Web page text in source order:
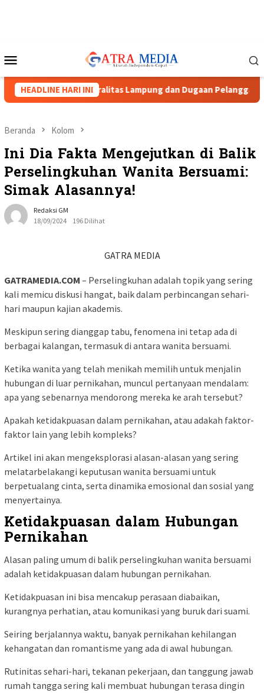
Mobile
HEADLINE HARI INI
Soroti Netralitas Lampung dan Dugaan Pelanggaran AD/ART
Beranda Kolom
Ini Dia Fakta Mengejutkan di Balik
Perselingkuhan Wanita Bersuami:
Simak Alasannya!
Redaksi GM
18/09/2024
196 Dilihat
GATRA MEDIA
GATRAMEDIA.COM – Perselingkuhan adalah topik yang sering
kali memicu diskusi hangat, baik dalam perbincangan sehari-
hari maupun kajian akademis.
Meskipun sering dianggap tabu, fenomena ini tetap ada di
berbagai kalangan, termasuk di antara wanita bersuami.
Ketika wanita yang telah menikah memilih untuk menjalin
hubungan di luar pernikahan, muncul pertanyaan mendalam:
apa yang sebenarnya mendorong mereka ke arah tersebut?
Apakah ketidakpuasan dalam pernikahan, atau adakah faktor-
faktor lain yang lebih kompleks?
Artikel ini akan mengeksplorasi alasan-alasan yang sering
melatarbelakangi keputusan wanita bersuami untuk
berpetualang cinta, serta dinamika emosional dan sosial yang
menyertainya.
Ketidakpuasan dalam Hubungan
Pernikahan
Alasan paling umum di balik perselingkuhan wanita bersuami
adalah ketidakpuasan dalam hubungan pernikahan.
Ketidakpuasan ini bisa mencakup perasaan diabaikan,
kurangnya perhatian, atau komunikasi yang buruk dari suami.
Seiring berjalannya waktu, banyak pernikahan kehilangan
kehangatan dan romantisme yang ada di awal hubungan.
Rutinitas sehari-hari, tekanan pekerjaan, dan tanggung jawab
rumah tangga sering kali membuat hubungan terasa dingin